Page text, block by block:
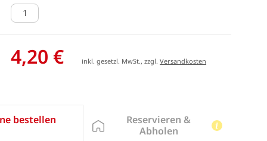
4,20 € inkl. gesetzl. MwSt., zzgl.Versandkosten
bestellen
Reservieren &
Abholen